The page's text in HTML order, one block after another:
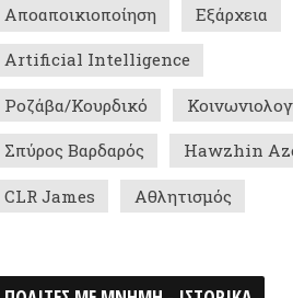
ΜΝΗΜΗ - ΙΣΤΟΡΙΚΑ